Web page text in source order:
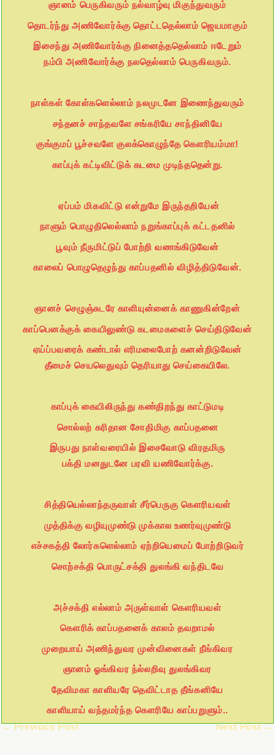
ஞானம் பெருகிவரும் நல்வாழ்வு மிகுந்துவரும்
தொடர்ந்து அணிவோர்க்கு தொட்டதெல்லாம் ஜெயமாகும்
இசைந்து அணிவோர்க்கு நினைத்ததெல்லாம் ஈடேறும்
நம்பி அணிவோர்க்கு நலதெல்லாம் பெருகிவரும்.
நாள்கள் கோள்களெல்லாம் நலமுடனே இணைந்துவரும்
சந்தனச் சாந்தவளே சங்கரியே சாந்தினியே
குங்குமப் பூச்சவளே குலக்கொழுந்தே கௌரியம்மா!
காப்புக் கட்டிவிட்டுக் கடமை முடிந்ததென்று.
ஏப்பம் மிகவிட்டு என்றுமே இருந்தறியேன்
நாளும் பொழுதிலெல்லாம் நறுங்காப்புக் கட்டதனில்
பூவும் நீருமிட்டுப் போற்றி வணங்கிடுவேன்
காலைப் பொழுதெழுந்து காப்பதனில் விழித்திடுவேன்.
ஞானச் செழுஞ்சுடரே காளியுன்னைக் காணுகின்றேன்
காப்பெனக்குக் கையிலுண்டு கடமைகளைச் செய்திடுவேன்
ஏய்ப்பவரைக் கண்டால் எரிமலைபோற் கனன்றிடுவேன்
தீமைச் செயலெதுவும் தெரியாது செய்கையிலே.
காப்புக் கையிலிருந்து கண்திறந்து காட்டுமடி
சொல்லற் கரிதான சோதிமிகு காப்பதனை
இருபது நாள்வரையில் இசைவோடு விரதமிரு
பக்தி மனதுடனே பரவி யணிவோர்க்கு.
சித்தியெல்லாந்தருவாள் சீர்பெருகு கௌரியவள்
முத்திக்கு வழியுமுண்டு முக்கால உணர்வுமுண்டு
எச்சகத்தி லோர்களெல்லாம் ஏற்றியெமைப் போற்றிடுவர்
சொற்சக்தி பொருட்சக்தி துலங்கி வந்திடவே
அச்சக்தி எல்லாம் அருள்வாள் கௌரியவள்
கௌரிக் காப்பதனைக் காலம் தவறாமல்
முறையாய் அணிந்துவர முன்வினைகள் நீங்கிவர
ஞானம் ஓங்கிவர ந்ல்லறிவு துலங்கிவர
தேவிமகா காளியரே தெவிட்டாத தீங்கனியே
காளியாய் வந்தமர்ந்த கௌரியே காப்பறுளும்..
←Previous Post Next Post→